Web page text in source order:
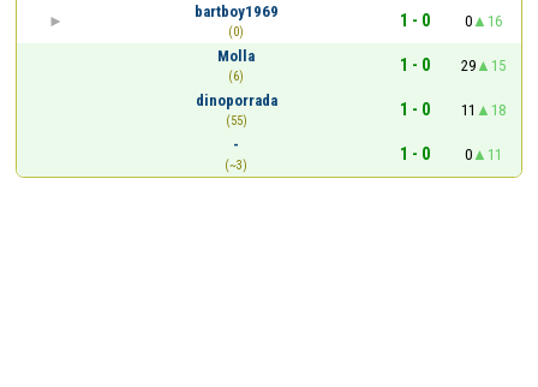
bartboy1969
(0)
1 - 0 0
16
Molla
(6)
1 - 0 29
15
dinoporrada
(55)
1 - 0 11
18
-
(~3)
1 - 0 0 11